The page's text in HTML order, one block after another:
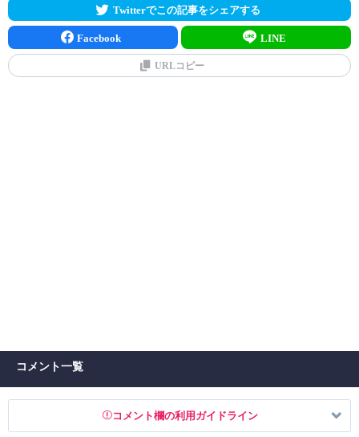
Twitterでこの記事をシェアする
Facebook LINE
URLコピー
コメント一覧
コメント欄の利用ガイドライン